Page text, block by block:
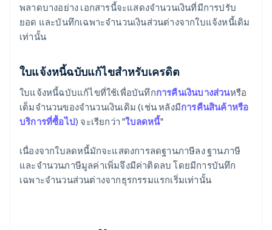
พลาดบางอย่าง เอกสารนี้จะแสดงจำนวนเงินที่มีการปรับ
ยอด และบันทึกเฉพาะจำนวนเงินส่วนต่างจากใบแจ้งหนี้เดิม
เท่านั้น
ใบแจ้งหนี้ฉบับแก้ไขสำหรับเครดิต
ใบแจ้งหนี้ฉบับแก้ไขที่ใช้เพื่อบันทึกการคืนเงินบางส่วนหรือ
เต็มจำนวนของจำนวนเงินเดิม (เช่น หลังมีการคืนสินค้าหรือ
บริการที่ซื้อไป) จะเรียกว่า "ใบลดหนี้"
เนื่องจากใบลดหนี้มักจะแสดงการลดฐานภาษีลง ฐานภาษี
และจำนวนภาษีมูลค่าเพิ่มจึงมีค่าติดลบ โดยมีการบันทึก
เฉพาะจำนวนส่วนต่างจากธุรกรรมแรกเริ่มเท่านั้น